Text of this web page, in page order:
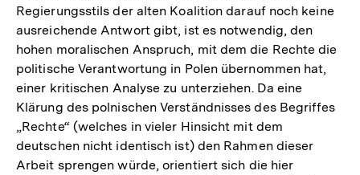
Regierungsstils der alten Koalition darauf noch keine
ausreichende Antwort gibt, ist es notwendig, den
hohen moralischen Anspruch, mit dem die Rechte die
politische Verantwortung in Polen übernommen hat,
einer kritischen Analyse zu unterziehen. Da eine
Klärung des polnischen Verständnisses des Begriffes
„Rechte“ (welches in vieler Hinsicht mit dem
deutschen nicht identisch ist) den Rahmen dieser
Arbeit sprengen würde, orientiert sich die hier